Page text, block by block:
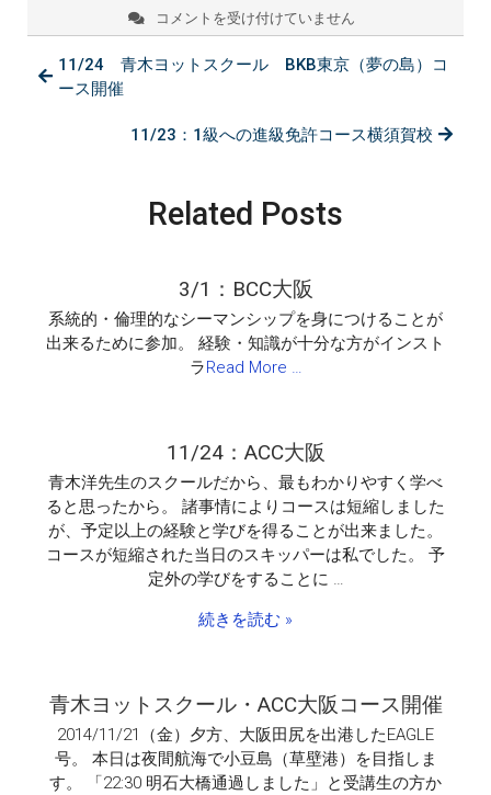
11/24
木
ト
ル ：
BKB
（夢
の
島）
コ
は
コメントを受け付けていません
11/24 青木ヨットスクール BKB東京（夢の島）コ
ース開催
11/23：1級への進級免許コース横須賀校
Related Posts
3/1：BCC大阪
系統的・倫理的なシーマンシップを身につけることが
出来るために参加。 経験・知識が十分な方がインスト
ラRead More …
11/24：ACC大阪
青木洋先生のスクールだから、最もわかりやすく学べ
ると思ったから。 諸事情によりコースは短縮しました
が、予定以上の経験と学びを得ることが出来ました。
コースが短縮された当日のスキッパーは私でした。 予
定外の学びをすることに …
続きを読む »
青木ヨットスクール・ACC大阪コース開催
2014/11/21（金）夕方、大阪田尻を出港したEAGLE
号。 本日は夜間航海で小豆島（草壁港）を目指しま
す。 「22:30 明石大橋通過しました」と受講生の方か